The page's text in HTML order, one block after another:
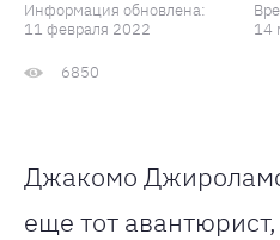
Информация обновлена:
11 февраля 2022
14
6850
Джакомо
еще тот